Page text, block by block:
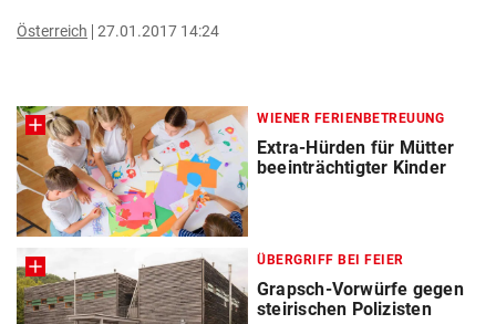
Österreich 27.01.2017 14:24
WIENER FERIENBETREUUNG
Extra-Hürden für Mütter
beeinträchtigter Kinder
ÜBERGRIFF BEI FEIER
Grapsch-Vorwürfe gegen
steirischen Polizisten